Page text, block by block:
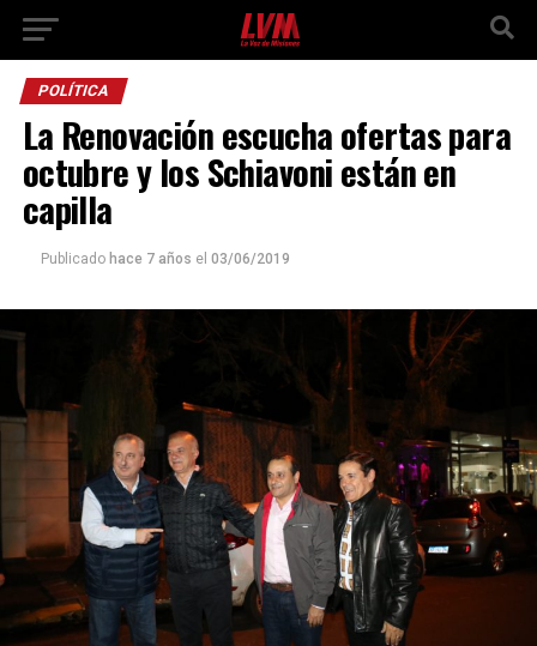
POLÍTICA
La Renovación escucha ofertas para
octubre y los Schiavoni están en
capilla
Publicado hace 7 años el 03/06/2019